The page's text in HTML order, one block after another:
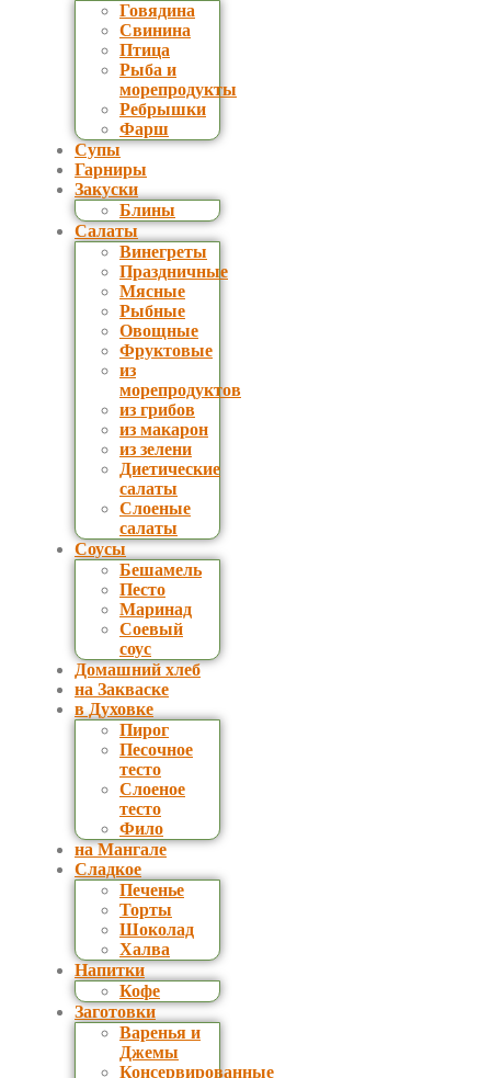
Говядина
Свинина
Птица
Рыба и
морепродукты
Ребрышки
Фарш
Супы
Гарниры
Закуски
Блины
Салаты
Винегреты
Праздничные
Мясные
Рыбные
Овощные
Фруктовые
из
морепродуктов
из грибов
из макарон
из зелени
Диетические
салаты
Слоеные
салаты
Соусы
Бешамель
Песто
Маринад
Соевый
соус
Домашний хлеб
на Закваске
в Духовке
Пирог
Песочное
тесто
Слоеное
тесто
Фило
на Мангале
Сладкое
Печенье
Торты
Шоколад
Халва
Напитки
Кофе
Заготовки
Варенья и
Джемы
Консервированные